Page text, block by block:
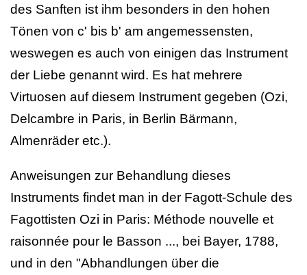
des Sanften ist ihm besonders in den hohen
Tönen von c' bis b' am angemessensten,
weswegen es auch von einigen das Instrument
der Liebe genannt wird. Es hat mehrere
Virtuosen auf diesem Instrument gegeben (Ozi,
Delcambre in Paris, in Berlin Bärmann,
Almenräder etc.).
Anweisungen zur Behandlung dieses
Instruments findet man in der Fagott-Schule des
Fagottisten Ozi in Paris: Méthode nouvelle et
raisonnée pour le Basson ..., bei Bayer, 1788,
und in den "Abhandlungen über die